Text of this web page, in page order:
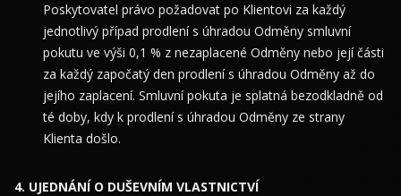
Poskytovatel právo požadovat po Klientovi za každý
jednotlivý případ prodlení s úhradou Odměny smluvní
pokutu ve výši 0,1 % z nezaplacené Odměny nebo její části
za každý započatý den prodlení s úhradou Odměny až do
jejího zaplacení. Smluvní pokuta je splatná bezodkladně od
té doby, kdy k prodlení s úhradou Odměny ze strany
Klienta došlo.
UJEDNÁNÍ O DUŠEVNÍM VLASTNICTVÍ